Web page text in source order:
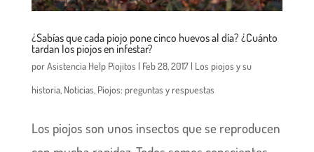
¿Sabías que cada piojo pone cinco huevos al día? ¿Cuánto
tardan los piojos en infestar?
porAsistencia Help Piojitos | Feb 28, 2017| Los piojos y su
historia, Noticias, Piojos: preguntas y respuestas
Los piojos son unos insectos que se reproducen